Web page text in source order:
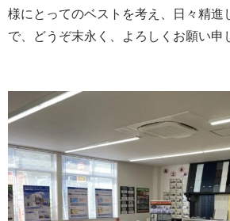
様にとってのベストを考え、日々精進
で、どうぞ末永く、よろしくお願い申